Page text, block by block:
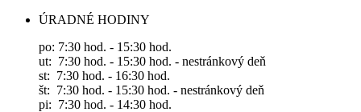
ÚRADNÉ HODINY
po: 7:30 hod. - 15:30 hod.
ut: 7:30 hod. - 15:30 hod. - nestránkový deň
st: 7:30 hod. - 16:30 hod.
št: 7:30 hod. - 15:30 hod. - nestránkový deň
pi: 7:30 hod. - 14:30 hod.